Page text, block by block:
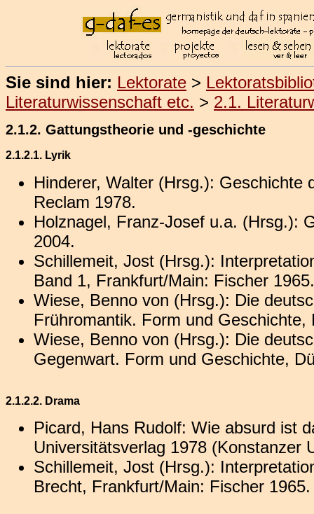
Sie sind hier: Lektorate >
Literaturwissenschaft etc. > 2.1.
2.1.2. Gattungstheorie und -geschichte
2.1.2.1. Lyrik
Hinderer, Walter (Hrsg.): Geschichte
Reclam 1978.
Holznagel, Franz-Josef u.a. (Hrsg.):
2004.
Schillemeit, Jost (Hrsg.):
Band 1, Frankfurt/Main: Fischer 1965.
Wiese, Benno von (Hrsg.): Die
Frühromantik. Form und Geschichte,
Wiese, Benno von (Hrsg.): Die
Gegenwart. Form und Geschichte,
2.1.2.2. Drama
Picard, Hans Rudolf: Wie absurd ist
Universitätsverlag 1978 (Konstanzer
Schillemeit, Jost (Hrsg.):
Brecht, Frankfurt/Main: Fischer 1965.